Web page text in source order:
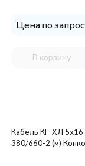
Цена по
В корзину
Кабель КГ-ХЛ 5х16
380/660-2 (м)